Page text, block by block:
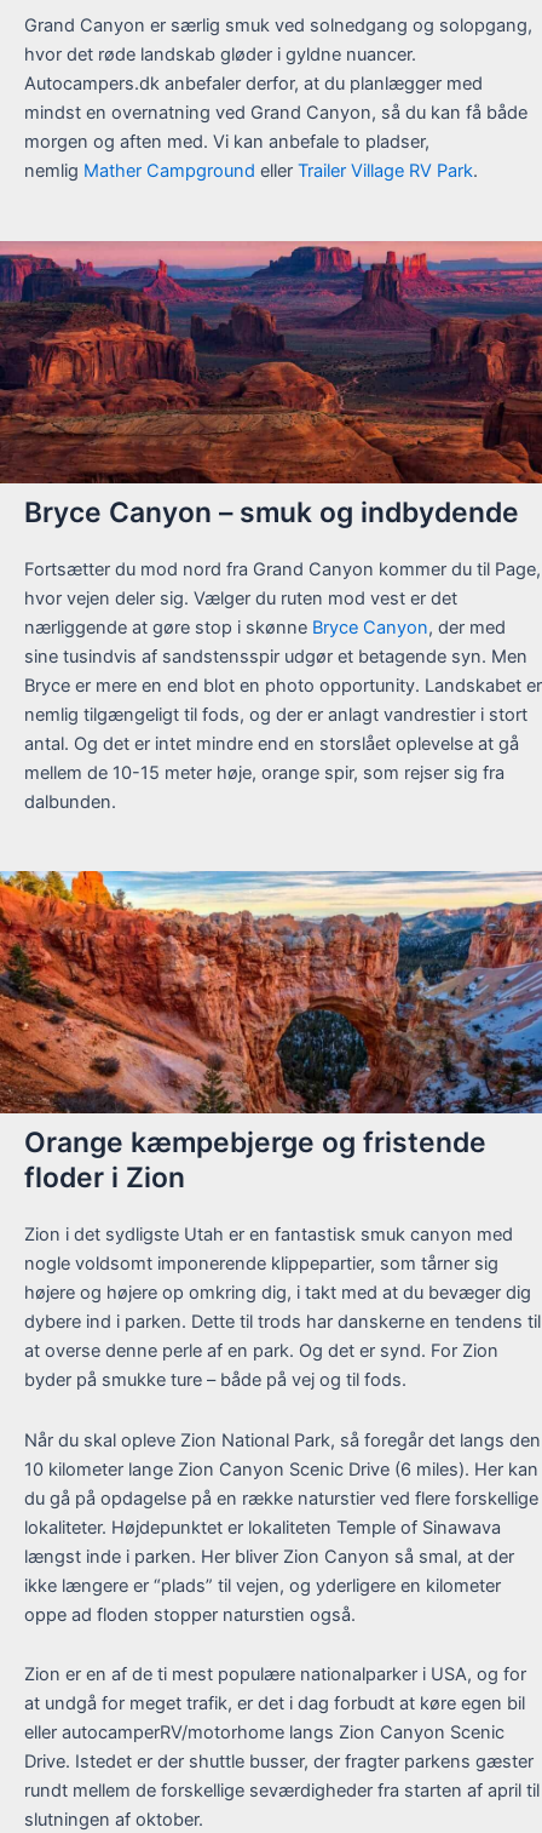
Grand Canyon er særlig smuk ved solnedgang og solopgang,
hvor det røde landskab gløder i gyldne nuancer.
Autocampers.dk anbefaler derfor, at du planlægger med
mindst en overnatning ved Grand Canyon, så du kan få både
morgen og aften med. Vi kan anbefale to pladser,
nemlig Mather Campground eller Trailer Village RV Park.
Bryce Canyon – smuk og indbydende
Fortsætter du mod nord fra Grand Canyon kommer du til Page,
hvor vejen deler sig. Vælger du ruten mod vest er det
nærliggende at gøre stop i skønne Bryce Canyon, der med
sine tusindvis af sandstensspir udgør et betagende syn. Men
Bryce er mere en end blot en photo opportunity. Landskabet er
nemlig tilgængeligt til fods, og der er anlagt vandrestier i stort
antal. Og det er intet mindre end en storslået oplevelse at gå
mellem de 10-15 meter høje, orange spir, som rejser sig fra
dalbunden.
Orange kæmpebjerge og fristende
floder i Zion
Zion i det sydligste Utah er en fantastisk smuk canyon med
nogle voldsomt imponerende klippepartier, som tårner sig
højere og højere op omkring dig, i takt med at du bevæger dig
dybere ind i parken. Dette til trods har danskerne en tendens til
at overse denne perle af en park. Og det er synd. For Zion
byder på smukke ture – både på vej og til fods.
Når du skal opleve Zion National Park, så foregår det langs den
10 kilometer lange Zion Canyon Scenic Drive (6 miles). Her kan
du gå på opdagelse på en række naturstier ved flere forskellige
lokaliteter. Højdepunktet er lokaliteten Temple of Sinawava
længst inde i parken. Her bliver Zion Canyon så smal, at der
ikke længere er “plads” til vejen, og yderligere en kilometer
oppe ad floden stopper naturstien også.
Zion er en af de ti mest populære nationalparker i USA, og for
at undgå for meget trafik, er det i dag forbudt at køre egen bil
eller autocamperRV/motorhome langs Zion Canyon Scenic
Drive. Istedet er der shuttle busser, der fragter parkens gæster
rundt mellem de forskellige seværdigheder fra starten af april til
slutningen af oktober.